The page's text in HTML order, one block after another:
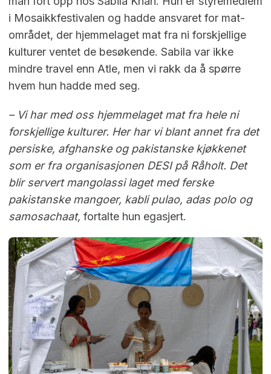
i Mosaikkfestivalen og hadde ansvaret for mat-
området, der hjemmelaget mat fra ni forskjellige
kulturer ventet de besøkende. Sabila var ikke
mindre travel enn Atle, men vi rakk da å spørre
hvem hun hadde med seg.
– Vi har med oss hjemmelaget mat fra hele ni
forskjellige kulturer. Her har vi blant annet fra det
persiske, afghanske og pakistanske kjøkkenet
som er fra organisasjonen DESI på Råholt. Det
blir servert mangolassi laget med ferske
pakistanske mangoer, kabli pulao, adas polo og
samosachaat, fortalte hun egasjert.